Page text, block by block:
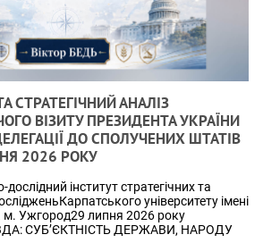
СТРАТЕГІЧНИЙ АНАЛІЗ
ВІЗИТУ ПРЕЗИДЕНТА УКРАЇНИ
ДО СПОЛУЧЕНИХ ШТАТІВ
2026 РОКУ
інститут стратегічних та
університету імені
м. Ужгород29 липня 2026 року
СУБ’ЄКТНІСТЬ ДЕРЖАВИ, НАРОДУ